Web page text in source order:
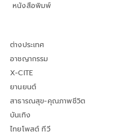
หนังสือพิมพ์
ต่างประเทศ
อาชญากรรม
X-CITE
ยานยนต์
สาธารณสุข-คุณภาพชีวิต
บันเทิง
ไทยโพสต์ ทีวี